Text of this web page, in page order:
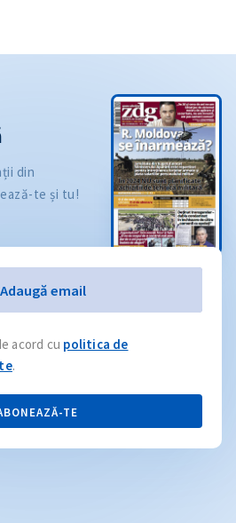
din
te și tu!
email
acord cu politica de
.
TE